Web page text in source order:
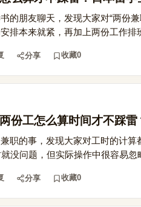
的朋友聊天，发现大家对“两份
排本来就紧，再加上两份工作
分享 收藏0
份工怎么算时间才不踩雷
职的事，发现大家对工时的计
没问题，但实际操作中很容易
分享 收藏0